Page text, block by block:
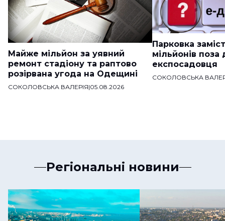
Майже мільйон за уявний
ремонт стадіону та раптово
розірвана угода на Одещині
СОКОЛОВСЬКА ВАЛЕРІЯ|05.08.2026
Парковка
мільйонів поза
експосадовця
СОКОЛОВСЬКА
Регіональні новини